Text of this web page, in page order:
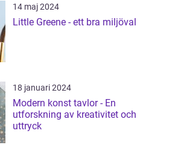
14 maj 2024
Little Greene - ett bra miljöval
18 januari 2024
Modern konst tavlor - En
utforskning av kreativitet och
uttryck